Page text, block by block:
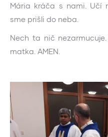
Mária kráča s nami. Učí
sme prišli do neba.
Nech ta nič
matka. AMEN.